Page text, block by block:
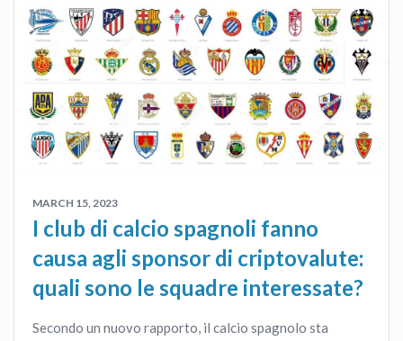
MARCH 15, 2023
I club di calcio spagnoli fanno
causa agli sponsor di criptovalute:
quali sono le squadre interessate?
Secondo un nuovo rapporto, il calcio spagnolo sta